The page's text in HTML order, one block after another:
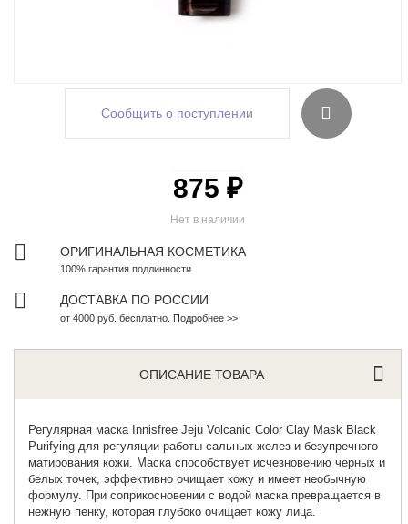
Сообщить о поступлении
Нет в наличии
875 ₽
ОРИГИНАЛЬНАЯ КОСМЕТИКА
100% гарантия подлинности
ДОСТАВКА ПО РОССИИ
от 4000 руб. бесплатно. Подробнее >>
ОПИСАНИЕ ТОВАРА
Регулярная маска Innisfree Jeju Volcanic Color Clay Mask Black
Purifying для регуляции работы сальных желез и безупречного
матирования кожи. Маска способствует исчезновению черных и
белых точек, эффективно очищает кожу и имеет необычную
формулу. При соприкосновении с водой маска превращается в
нежную пенку, которая глубоко очищает кожу лица.